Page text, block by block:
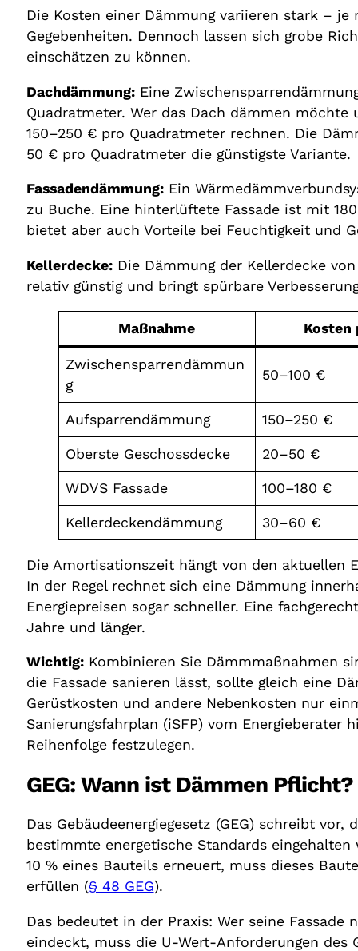
Die Kosten einer Dämmung variieren stark –
Gegebenheiten. Dennoch lassen sich grobe
einschätzen zu können.
Dachdämmung:Eine
Quadratmeter. Wer das Dach dämmen
150–250 € pro Quadratmeter rechnen. Die
50 € pro Quadratmeter die günstigste Variante.
Fassadendämmung:Ein
zu Buche. Eine hinterlüftete Fassade ist mit
bietet aber auch Vorteile bei Feuchtigkeit und
Kellerdecke:Die Dämmung der Kellerdecke
relativ günstig und bringt spürbare
Maßnahme Kosten
Zwischensparrendämmun
g
50–100 €
Aufsparrendämmung 150–250 €
Oberste Geschossdecke 20–50 €
WDVS Fassade 100–180 €
Kellerdeckendämmung 30–60 €
Die Amortisationszeit hängt von den aktuellen
In der Regel rechnet sich eine Dämmung
Energiepreisen sogar schneller. Eine
Jahre und länger.
Wichtig:Kombinieren Sie Dämmmaßnahmen
die Fassade sanieren lässt, sollte gleich eine
Gerüstkosten und andere Nebenkosten nur
Sanierungsfahrplan (iSFP) vom
Reihenfolge festzulegen.
GEG: Wann ist Dämmen Pflicht?
Das Gebäudeenergiegesetz (GEG) schreibt
bestimmte energetische Standards
10 % eines Bauteils erneuert, muss dieses
erfüllen (§ 48 GEG).
Das bedeutet in der Praxis: Wer seine
eindeckt, muss die U-Wert-Anforderungen des